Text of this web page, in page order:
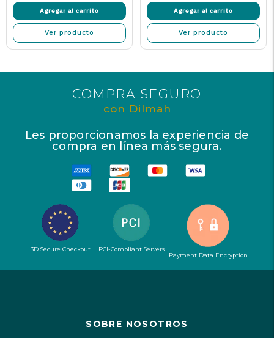
venta
Agregar al carrito
Ver producto
Agregar al carrito
Ver producto
COMPRA SEGURO
con Dilmah
Les proporcionamos la experiencia de
compra en línea más segura.
3D Secure Checkout
PCI-Compliant Servers
Payment Data Encryption
SOBRE NOSOTROS